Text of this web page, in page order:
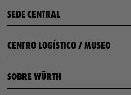
SEDE CENTRAL
CENTRO LOGÍSTICO / MUSEO
SOBRE WÜRTH